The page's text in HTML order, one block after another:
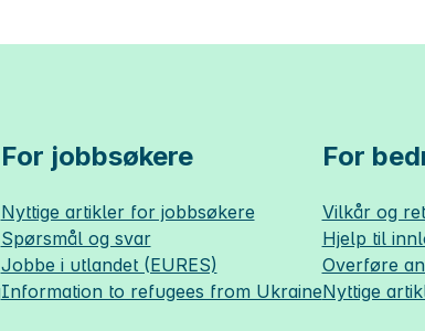
For jobbsøkere
Nyttige artikler for jobbsøkere
Spørsmål og svar
Jobbe i utlandet (EURES)
Information to refugees from Ukraine
For
Vilkår og
Hjelp til
Overføre
Nyttige